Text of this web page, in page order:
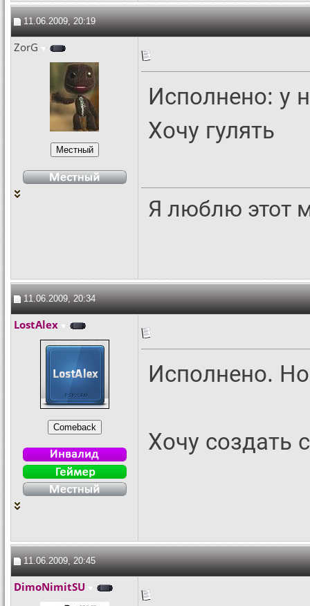
11.06.2009, 20:19
ZorG
Исполнено: у
Хочу гулять
Я люблю этот
11.06.2009, 20:34
LostAlex
Исполнено.
Хочу создать
11.06.2009, 20:45
DimoNimitSU